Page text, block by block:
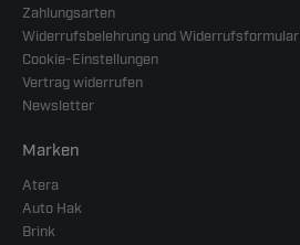
Zahlungsarten
Widerrufsbelehrung und Widerrufsformular
Cookie-Einstellungen
Vertrag widerrufen
Newsletter
Marken
Atera
Auto Hak
Brink